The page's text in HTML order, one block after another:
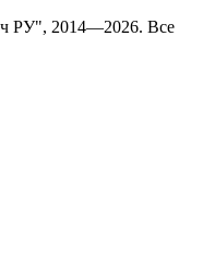
РУ", 2014—2026. Все